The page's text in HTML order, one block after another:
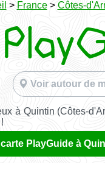
> France> Côtes-
Voir autour de
à Quintin (Côtes-
PlayGuide à